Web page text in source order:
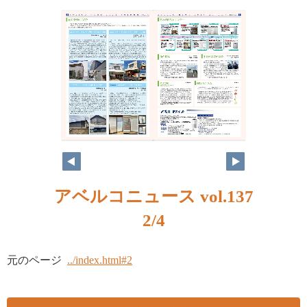
アベルコニュース vol.137
2/4
元のページ ../index.html#2